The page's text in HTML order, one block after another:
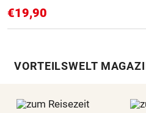
€19,90
VORTEILSWELT